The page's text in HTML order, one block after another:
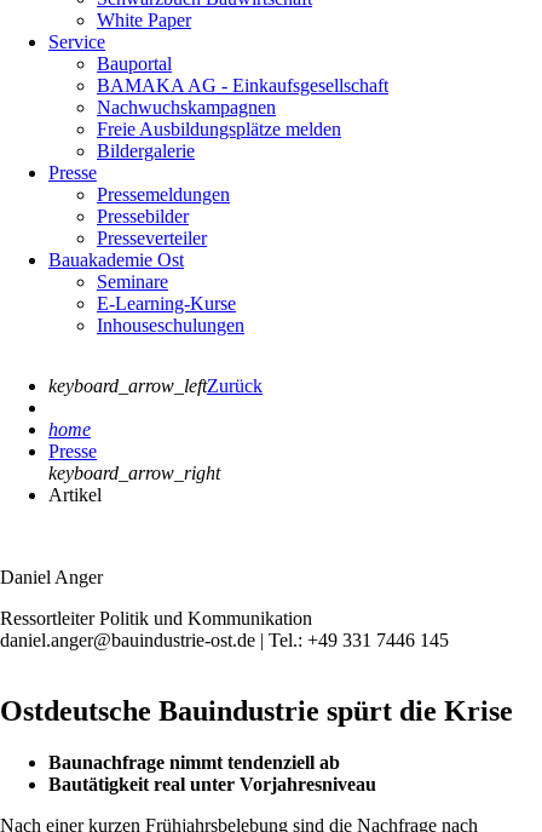
White Paper
Service
Bauportal
BAMAKA AG - Einkaufsgesellschaft
Nachwuchskampagnen
Freie Ausbildungsplätze melden
Bildergalerie
Presse
Pressemeldungen
Pressebilder
Presseverteiler
Bauakademie Ost
Seminare
E-Learning-Kurse
Inhouseschulungen
keyboard_arrow_leftZurück
home
Presse
keyboard_arrow_right
Artikel
Daniel Anger
Ressortleiter Politik und Kommunikation
daniel.anger@bauindustrie-ost.de | Tel.: +49 331 7446 145
Ostdeutsche Bauindustrie spürt die Krise
Baunachfrage nimmt tendenziell ab
Bautätigkeit real unter Vorjahresniveau
Nach einer kurzen Frühjahrsbelebung sind die Nachfrage nach